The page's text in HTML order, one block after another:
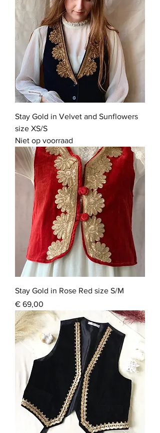
Stay Gold in Velvet and Sunflowers
size XS/S
Niet op voorraad
Stay Gold in Rose Red size S/M
Prijs
€ 69,00